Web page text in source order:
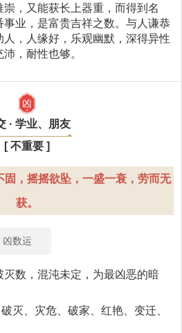
崇，又能获长上器重，而得到名
事业，是富贵吉祥之数。与人谦恭
人，人缘好，乐观幽默，深得异性
，耐性也够。
凶
· 学业、朋友
[ 不重要 ]
固，摇摇欲坠，一盛一衰，劳而无
获。
凶数运
灭数，混沌未定，为最凶恶的暗
灭、灾危、破家、红艳、变迁、